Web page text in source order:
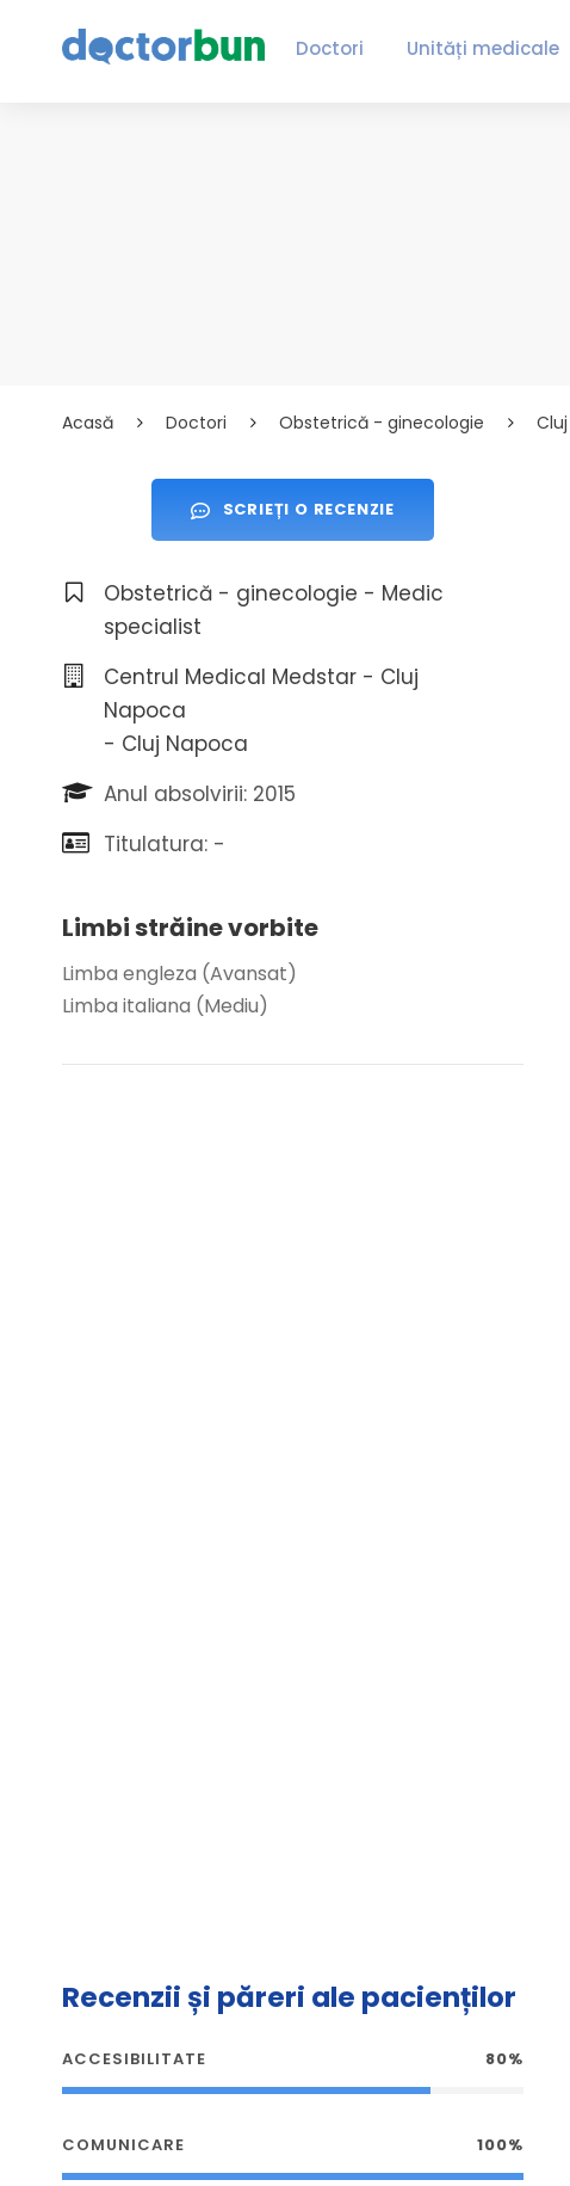
Doctori Unități medicale
Acasă Doctori Obstetrică - ginecologie Cluj
SCRIEȚI O RECENZIE
Obstetrică - ginecologie - Medic
specialist
Centrul Medical Medstar - Cluj
Napoca
- Cluj Napoca
Anul absolvirii: 2015
Titulatura: -
Limbi străine vorbite
Limba engleza (Avansat)
Limba italiana (Mediu)
Recenzii și păreri ale pacienților
ACCESIBILITATE 80%
COMUNICARE 100%